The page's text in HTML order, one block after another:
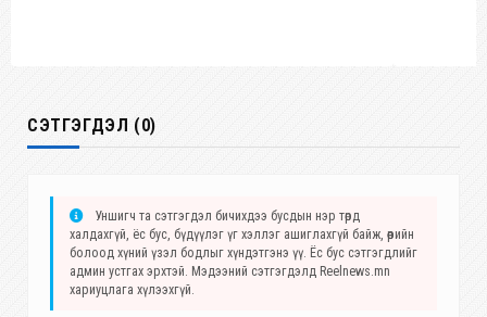
СЭТГЭГДЭЛ (0)
Уншигч та сэтгэгдэл бичихдээ бусдын нэр төрд
халдахгүй, ёс бус, бүдүүлэг үг хэллэг ашиглахгүй байж, өөрийн
болоод хүний үзэл бодлыг хүндэтгэнэ үү. Ёс бус сэтгэгдлийг
админ устгах эрхтэй. Мэдээний сэтгэгдэлд Reelnews.mn
хариуцлага хүлээхгүй.